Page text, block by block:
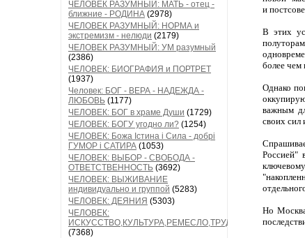
ЧЕЛОВЕК РАЗУМНЫЙ: МАТЬ - отец -
ближние - РОДИНА (2978)
ЧЕЛОВЕК РАЗУМНЫЙ: НОРМА и
экстремизм - нелюди (2179)
ЧЕЛОВЕК РАЗУМНЫЙ: УМ разумный
(2386)
ЧЕЛОВЕК: БИОГРАФИЯ и ПОРТРЕТ
(1937)
Человек: БОГ - ВЕРА - НАДЕЖДА -
ЛЮБОВЬ (1177)
ЧЕЛОВЕК: БОГ в храме Души (1729)
ЧЕЛОВЕК: БОГУ угодно ли? (1254)
ЧЕЛОВЕК: Божа Істина і Сила - добрі
ГУМОР і САТИРА (1053)
ЧЕЛОВЕК: ВЫБОР - СВОБОДА -
ОТВЕТСТВЕННОСТЬ (3692)
ЧЕЛОВЕК: ВЫЖИВАНИЕ
индивидуально и группой (5283)
ЧЕЛОВЕК: ДЕЯНИЯ (5303)
ЧЕЛОВЕК:
ИСКУССТВО,КУЛЬТУРА,РЕМЕСЛО,ТРУД
(7368)
и
В этих
более чем
Однако
важным
своих сил
Россией"
Но